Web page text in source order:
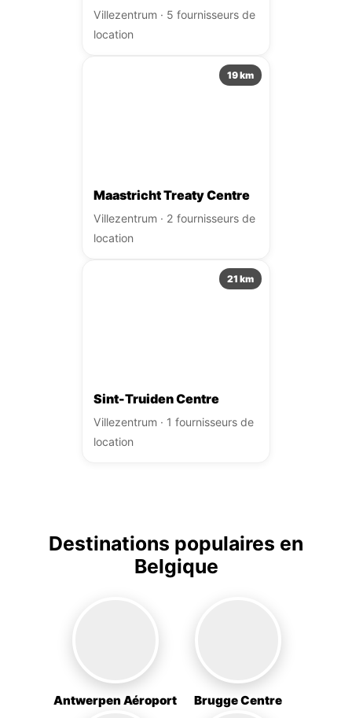
Villezentrum · 5 fournisseurs de
location
19 km
Maastricht Treaty Centre
Villezentrum · 2 fournisseurs de
location
21 km
Sint-Truiden Centre
Villezentrum · 1 fournisseurs de
location
Destinations populaires en
Belgique
Antwerpen Aéroport Brugge Centre